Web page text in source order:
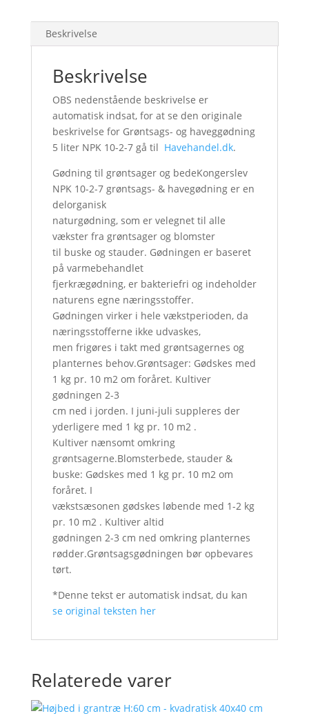
Beskrivelse
Beskrivelse
OBS nedenstående beskrivelse er
automatisk indsat, for at se den originale
beskrivelse for Grøntsags- og haveggødning
5 liter NPK 10-2-7 gå til Havehandel.dk.
Gødning til grøntsager og bedeKongerslev
NPK 10-2-7 grøntsags- & havegødning er en
delorganisk
naturgødning, som er velegnet til alle
vækster fra grøntsager og blomster
til buske og stauder. Gødningen er baseret
på varmebehandlet
fjerkrægødning, er bakteriefri og indeholder
naturens egne næringsstoffer.
Gødningen virker i hele vækstperioden, da
næringsstofferne ikke udvaskes,
men frigøres i takt med grøntsagernes og
planternes behov.Grøntsager: Gødskes med
1 kg pr. 10 m2 om foråret. Kultiver
gødningen 2-3
cm ned i jorden. I juni-juli suppleres der
yderligere med 1 kg pr. 10 m2 .
Kultiver nænsomt omkring
grøntsagerne.Blomsterbede, stauder &
buske: Gødskes med 1 kg pr. 10 m2 om
foråret. I
vækstsæsonen gødskes løbende med 1-2 kg
pr. 10 m2 . Kultiver altid
gødningen 2-3 cm ned omkring planternes
rødder.Grøntsagsgødningen bør opbevares
tørt.
*Denne tekst er automatisk indsat, du kan
se original teksten her
Relaterede varer